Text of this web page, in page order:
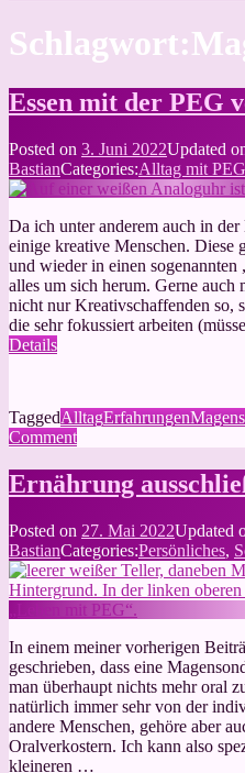
Schlagwort:
Essen mit der PEG
Posted on 3. Juni 2022Updated
BastianCategories:Alltag mit PEG
Da ich unter anderem auch in
einige kreative Menschen.
und wieder in einen sogenannten
alles um sich herum. Gerne auch
nicht nur Kreativschaffenden so,
die sehr fokussiert arbeiten
Details
TaggedAlltagErfahrungen
Commenton
mit
der
vergessen
Ernährung
Posted on 27. Mai 2022Updated
BastianCategories:Persönliches,
In einem meiner vorherigen
geschrieben, dass eine
man überhaupt nichts mehr oral
natürlich immer sehr von der
andere Menschen, gehöre aber
Oralverkostern. Ich kann also
kleineren …